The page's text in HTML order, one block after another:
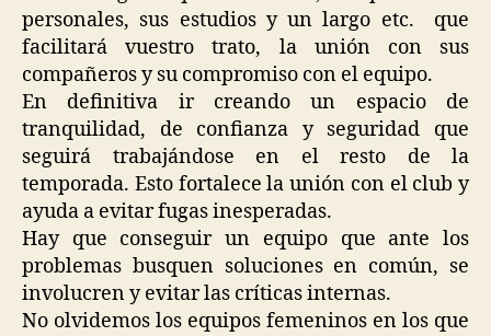
personales, sus estudios y un largo etc. que
facilitará vuestro trato, la unión con sus
compañeros y su compromiso con el equipo.
En definitiva ir creando un espacio de
tranquilidad, de confianza y seguridad que
seguirá trabajándose en el resto de la
temporada. Esto fortalece la unión con el club y
ayuda a evitar fugas inesperadas.
Hay que conseguir un equipo que ante los
problemas busquen soluciones en común, se
involucren y evitar las críticas internas.
No olvidemos los equipos femeninos en los que